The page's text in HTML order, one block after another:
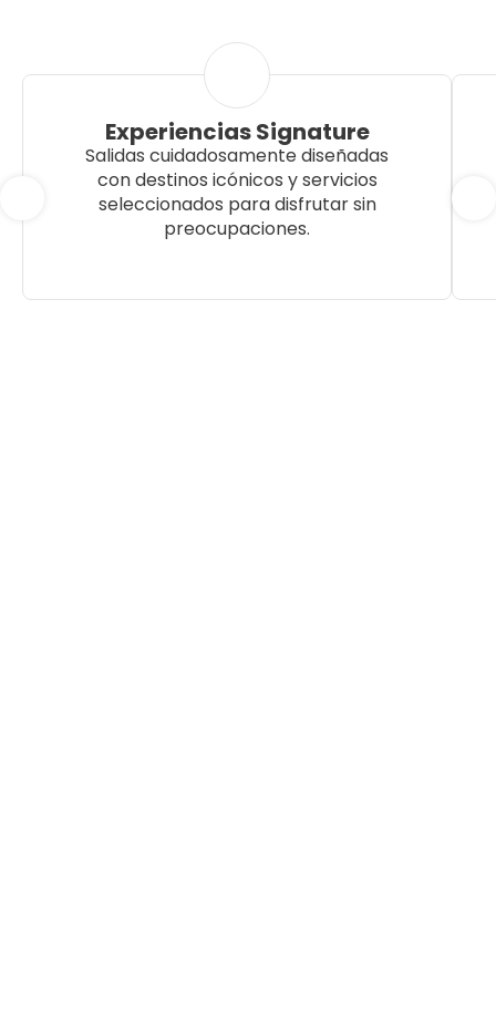
Experiencias Signature
Salidas cuidadosamente diseñadas
con destinos icónicos y servicios
seleccionados para disfrutar sin
preocupaciones.